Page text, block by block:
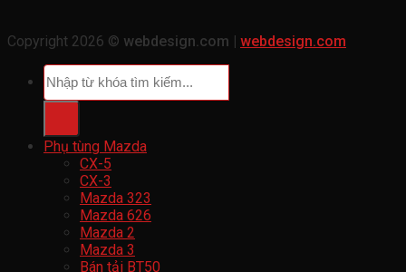
Copyright 2026 © webdesign.com | webdesign.com
Tìm
kiếm:
Phụ tùng Mazda
CX-5
CX-3
Mazda 323
Mazda 626
Mazda 2
Mazda 3
Bán tải BT50